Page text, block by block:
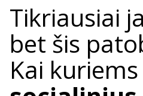
Tikriausiai
bet šis
Kai